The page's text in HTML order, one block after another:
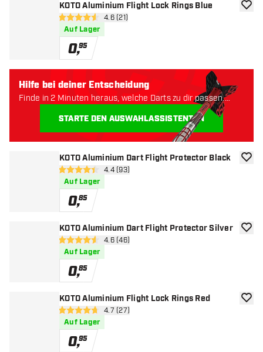
KOTO Aluminium Flight Lock Rings Blue
Bewertungsbereich öffnen
4.6 Bewertungssterne
4.6 (21)
Auf Lager
0,95
Zur
KOTO Aluminium Dart Flight Protector Black
Bewertungsbereich öffnen
4.4 Bewertungssterne
4.4 (93)
Auf Lager
0,85
Zur
KOTO Aluminium Dart Flight Protector Silver
Bewertungsbereich öffnen
4.6 Bewertungssterne
4.6 (46)
Auf Lager
0,85
Zur
KOTO Aluminium Flight Lock Rings Red
Bewertungsbereich öffnen
4.7 Bewertungssterne
4.7 (27)
Auf Lager
0,95
Zur
Hilfe bei deiner Entscheidung
Finde in 2 Minuten heraus, welche Darts zu dir passen.
STARTE DEN AUSWAHLASSISTENTEN